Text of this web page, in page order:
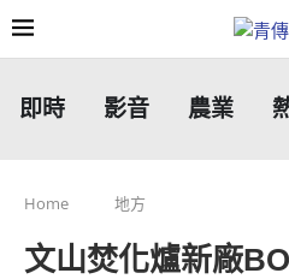
即時 影音 農業
Home 地方
文山焚化爐新廠